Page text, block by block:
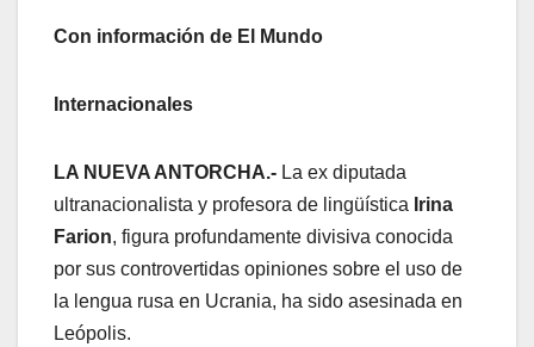
Con información de El Mundo
Internacionales
LA NUEVA ANTORCHA.- La ex diputada
ultranacionalista y profesora de lingüística Irina
Farion, figura profundamente divisiva conocida
por sus controvertidas opiniones sobre el uso de
la lengua rusa en Ucrania, ha sido asesinada en
Leópolis.